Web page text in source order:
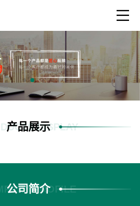
产品展示DISPLAY
公司简介PROFILE